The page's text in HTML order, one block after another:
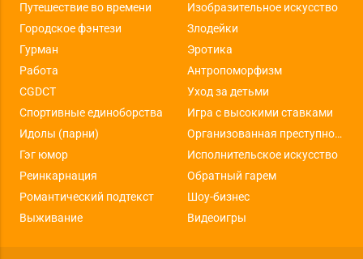
Путешествие во времени
Изобразительное искусство
Городское фэнтези
Злодейки
Гурман
Эротика
Работа
Антропоморфизм
CGDCT
Уход за детьми
Спортивные единоборства
Игра с высокими ставками
Идолы (парни)
Организованная преступность
Гэг юмор
Исполнительское искусство
Реинкарнация
Обратный гарем
Романтический подтекст
Шоу-бизнес
Выживание
Видеоигры